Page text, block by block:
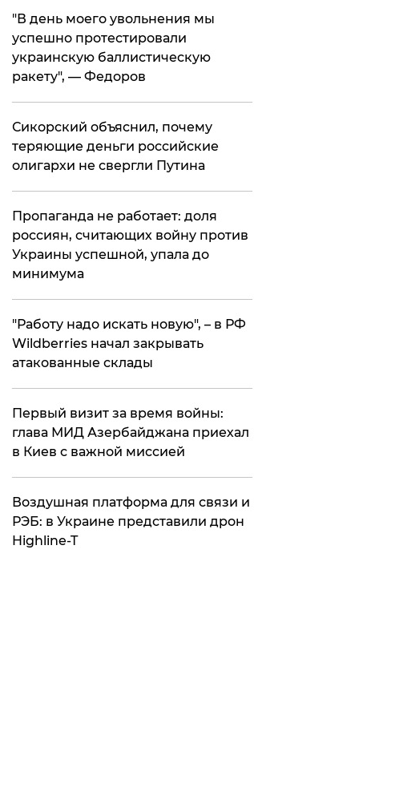
​"В день моего увольнения мы
успешно протестировали
украинскую баллистическую
ракету", — Федоров
Сикорский объяснил, почему
теряющие деньги российские
олигархи не свергли Путина
​Пропаганда не работает: доля
россиян, считающих войну против
Украины успешной, упала до
минимума
"Работу надо искать новую", – в РФ
Wildberries начал закрывать
атакованные склады
Первый визит за время войны:
глава МИД Азербайджана приехал
в Киев с важной миссией
Воздушная платформа для связи и
РЭБ: в Украине представили дрон
Highline-T